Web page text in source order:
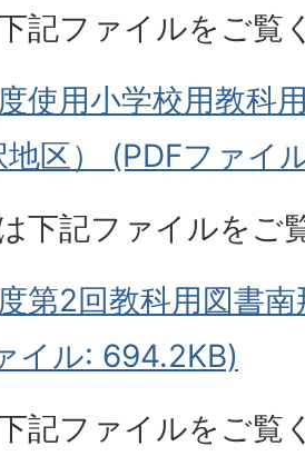
記ファイルをご覧
使用小学校用教科
地区） (PDFファイ
下記ファイルをご
第2回教科用図書
イル: 694.2KB)
記ファイルをご覧